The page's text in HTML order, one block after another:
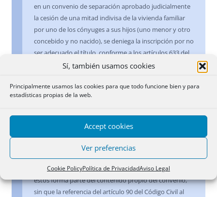
Sí, también usamos cookies
Principalmente usamos las cookies para que todo funcione bien y para
estadísticas propias de la web.
Accept cookies
Ver preferencias
Cookie PolicyPolítica de PrivacidadAviso Legal
en un convenio de separación aprobado judicialmente
la cesión de una mitad indivisa de la vivienda familiar
por uno de los cónyuges a sus hijos (uno menor y otro
concebido y no nacido), se deniega la inscripción por no
ser adecuado el título, conforme a los artículos 633 del
Código Civil y 3 de la Ley Hipotecaria. La Dirección
donación de inmueble, en el que sería requisito esencial
la escritura, toda vez que: 1) Las previsiones acordadas
sobre aspectos de la vida familiar que necesariamente
aprobadas judicialmente; 2) Una de esas previsiones es,
precisamente, el destino de la vivienda familiar y el
interés de los hijos, por lo que la cesión de la vivienda a
éstos forma parte del contenido propio del convenio,
sin que la referencia del artículo 90 del Código Civil al